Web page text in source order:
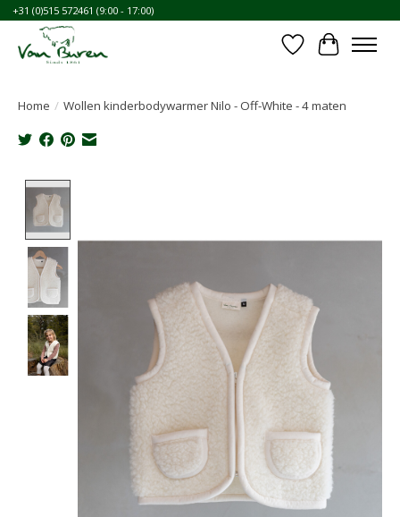
+31 (0)515 572461 (9:00 - 17:00)
Verlanglijst
Home / Wollen kinderbodywarmer Nilo - Off-White - 4 maten